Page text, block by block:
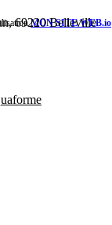
69220 Belleville
MON SITE WEB.io